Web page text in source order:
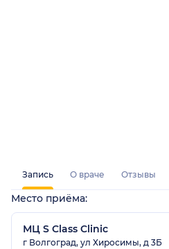
Запись О враче Отзывы
Место приёма:
МЦ S Class Clinic
г Волгоград, ул Хиросимы, д 3Б